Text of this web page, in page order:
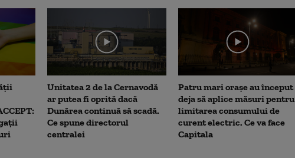
Unitatea 2 de la Cernavodă
ar putea fi oprită dacă
Dunărea continuă să scadă.
Ce spune directorul
centralei
Patru mari orașe au început
deja să aplice măsuri pentru
limitarea consumului de
curent electric. Ce va face
Capitala